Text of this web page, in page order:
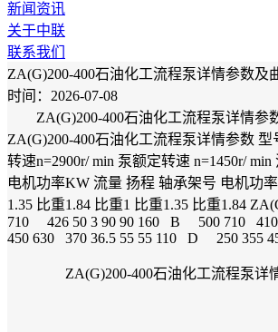
新闻资讯
关于中联
联系我们
ZA(G)200-400石油化工流程泵详情参数及
时间：2026-07-08
ZA(G)200-400石油化工流程泵详情参
ZA(G)200-400石油化工流程泵详情参数
转速n=2900r/ min 泵额定转速 n=1450r/
电机功率KW 流量 扬程 轴承架号 电机功
1.35 比重1.84 比重1 比重1.35 比重1.84
710 426 50 3 90 90 160 B 500 710
450 630 370 36.5 55 55 110 D 250 355
ZA(G)200-400石油化工流程泵详